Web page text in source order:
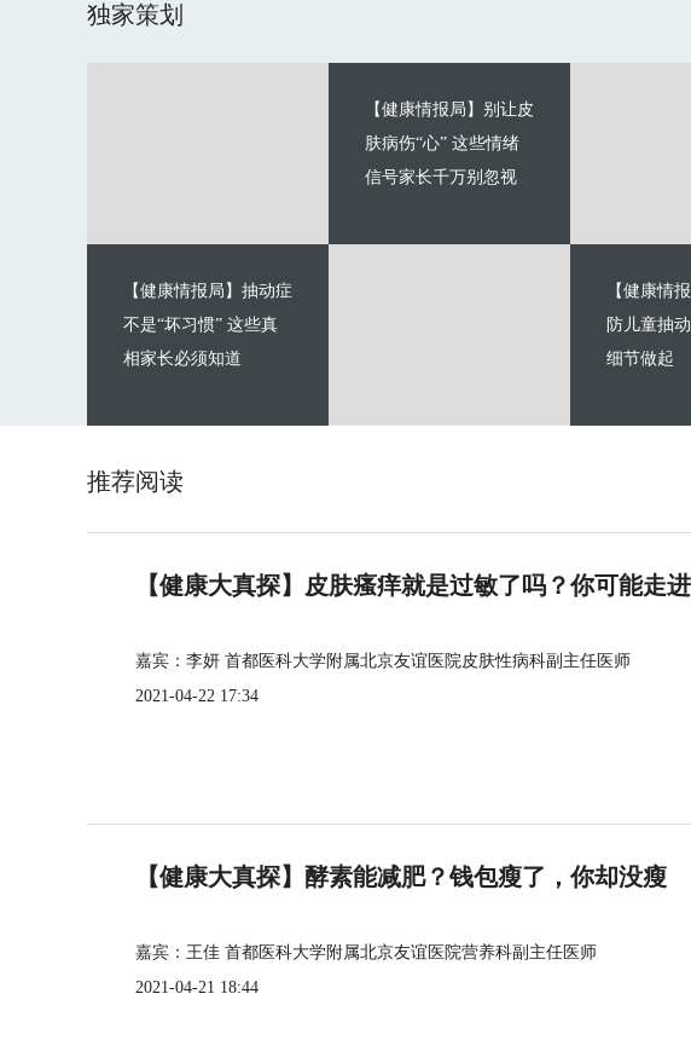
独家策划
【健康情报局】别让皮
肤病伤“心” 这些情绪
信号家长千万别忽视
【健康情报局】抽动症
不是“坏习惯” 这些真
相家长必须知道
【健康情
防儿童抽
细节做起
推荐阅读
【健康大真探】皮肤瘙痒就是过敏了吗？你可能走
嘉宾：李妍 首都医科大学附属北京友谊医院皮肤性病科副主任医师
2021-04-22 17:34
【健康大真探】酵素能减肥？钱包瘦了，你却没瘦
嘉宾：王佳 首都医科大学附属北京友谊医院营养科副主任医师
2021-04-21 18:44